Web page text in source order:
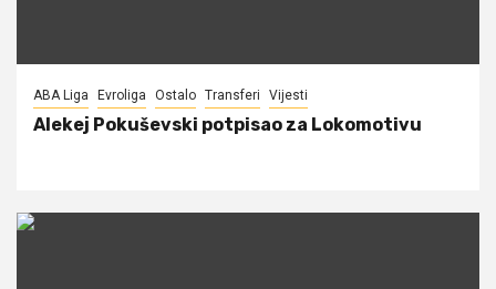
ABA Liga Evroliga Ostalo Transferi Vijesti
Alekej Pokuševski potpisao za Lokomotivu